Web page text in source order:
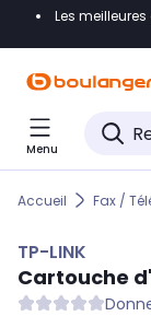
Accéder
Accéder
Accéder
Les
Menu
Accueil Fax /
TP-LINK
Cartouche